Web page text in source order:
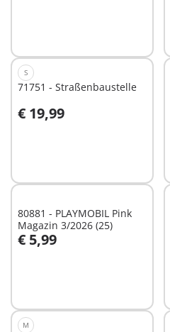
S
71751 - Straßenbaustelle
€ 19,99
In den Warenkorb
80881 - PLAYMOBIL Pink
Magazin 3/2026 (25)
€ 5,99
In den Warenkorb
M